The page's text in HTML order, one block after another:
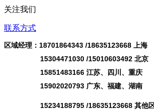
关注我们
联系方式
区域经理：18701864343 /18635123668 上海
15304471030 /
15851483166 江苏、四川、重
15902020793 广东、福建、湖南
15234188795 /18635123668 其他